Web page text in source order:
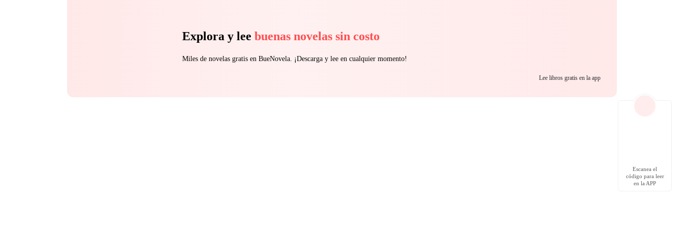
Explora y lee buenas novelas sin costo
Miles de novelas gratis en BueNovela. ¡Descarga y lee en cualquier momento!
Lee libros gratis en la app
Escanea el
código para leer
en la APP